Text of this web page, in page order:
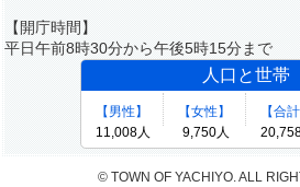
【開庁時間】
平日午前8時30分から午後5時15分まで
© TOWN OF YACHIYO. ALL